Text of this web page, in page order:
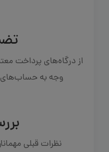
از درگاه‌های پرداخت
وجه به
نظرات قبلی